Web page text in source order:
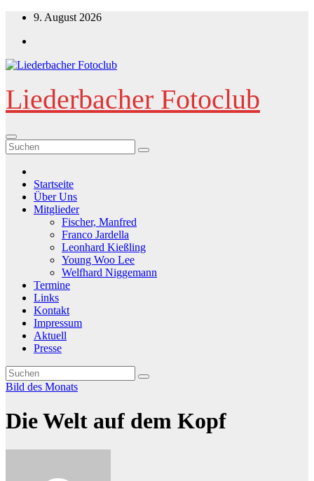
Zum
springen
9. August 2026
Liederbacher Fotoclub
Startseite
Über Uns
Mitglieder
Fischer, Manfred
Franco Jardella
Leonhard Kießling
Young Woo Lee
Welfhard Niggemann
Termine
Links
Kontakt
Impressum
Aktuell
Presse
Bild des Monats
Die Welt auf dem Kopf